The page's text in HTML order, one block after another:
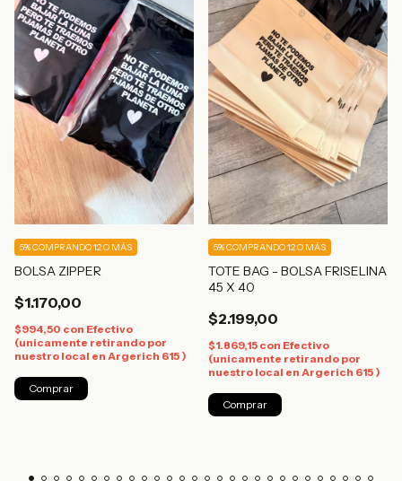
BOLSA ZIPPER
$1.170,00
5%COMPRANDO 12 O MÁS
$994,50 con Efectivo
(unicamente retirando por
nuestro local en Argerich 615 )
Comprar
TOTE BAG - BOLSA FRISELINA
45 X 40
$2.199,00
5%COMPRANDO 12 O MÁS
$1.869,15 con Efectivo
(unicamente retirando por
nuestro local en Argerich 615 )